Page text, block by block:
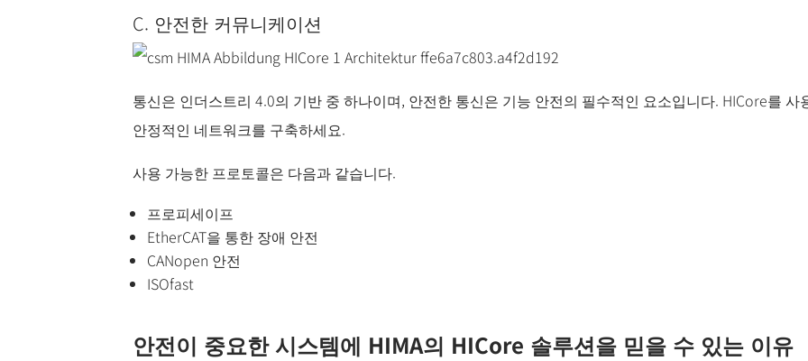
C. 안전한 커뮤니케이션
통신은 인더스트리 4.0의 기반 중 하나이며, 안전한 통신은 기능 안전의 필수적인 요소입니다. HICore를
안정적인 네트워크를 구축하세요.
사용 가능한 프로토콜은 다음과 같습니다.
프로피세이프
EtherCAT을 통한 장애 안전
CANopen 안전
ISOfast
안전이 중요한 시스템에 HIMA의 HICore 솔루션을 믿을 수 있는 이유